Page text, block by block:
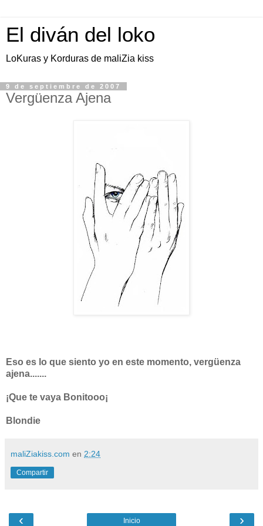
El diván del loko
LoKuras y Korduras de maliZia kiss
9 de septiembre de 2007
Vergüenza Ajena
Eso es lo que siento yo en este momento, vergüenza
ajena.......
¡Que te vaya Bonitooo¡
Blondie
maliZiakiss.com en 2:24
Compartir
‹ ›
Inicio